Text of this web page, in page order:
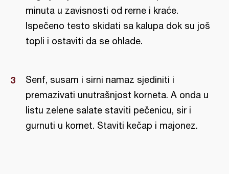
minuta u zavisnosti od rerne i kraće.
Ispečeno testo skidati sa kalupa dok su još
topli i ostaviti da se ohlade.
Senf, susam i sirni namaz sjediniti i
premazivati unutrašnjost korneta. A onda u
listu zelene salate staviti pečenicu, sir i
gurnuti u kornet. Staviti kečap i majonez.